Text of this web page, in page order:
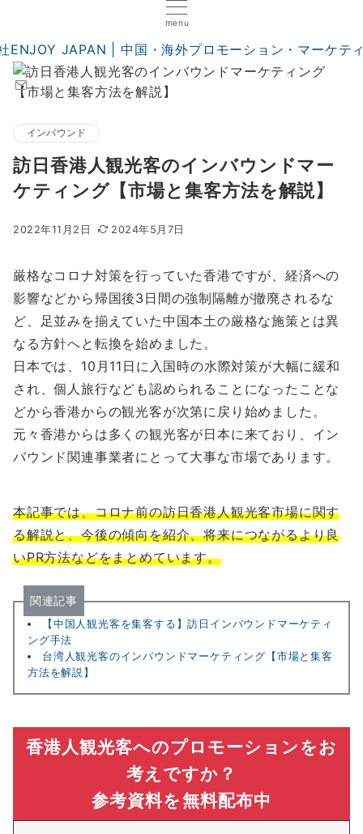
menu
インバウンド
訪日香港人観光客のインバウンドマー
ケティング【市場と集客方法を解説】
2022年11月2日 2024年5月7日
厳格なコロナ対策を行っていた香港ですが、経済への
影響などから帰国後3日間の強制隔離が撤廃されるな
ど、足並みを揃えていた中国本土の厳格な施策とは異
なる方針へと転換を始めました。
日本では、10月11日に入国時の水際対策が大幅に緩和
され、個人旅行なども認められることになったことな
どから香港からの観光客が次第に戻り始めました。
元々香港からは多くの観光客が日本に来ており、イン
バウンド関連事業者にとって大事な市場であります。
本記事では、コロナ前の訪日香港人観光客市場に関す
る解説と、今後の傾向を紹介、将来につながるより良
いPR方法などをまとめています。
関連記事
【中国人観光客を集客する】訪日インバウンドマーケティ
ング手法
台湾人観光客のインバウンドマーケティング【市場と集客
方法を解説】
香港人観光客へのプロモーションをお
考えですか？
参考資料を無料配布中